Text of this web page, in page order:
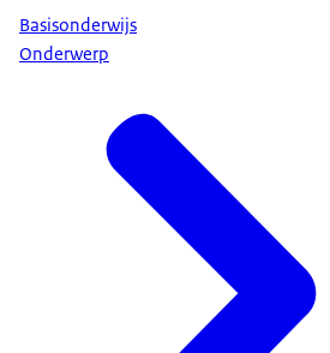
Basisonderwijs
Onderwerp